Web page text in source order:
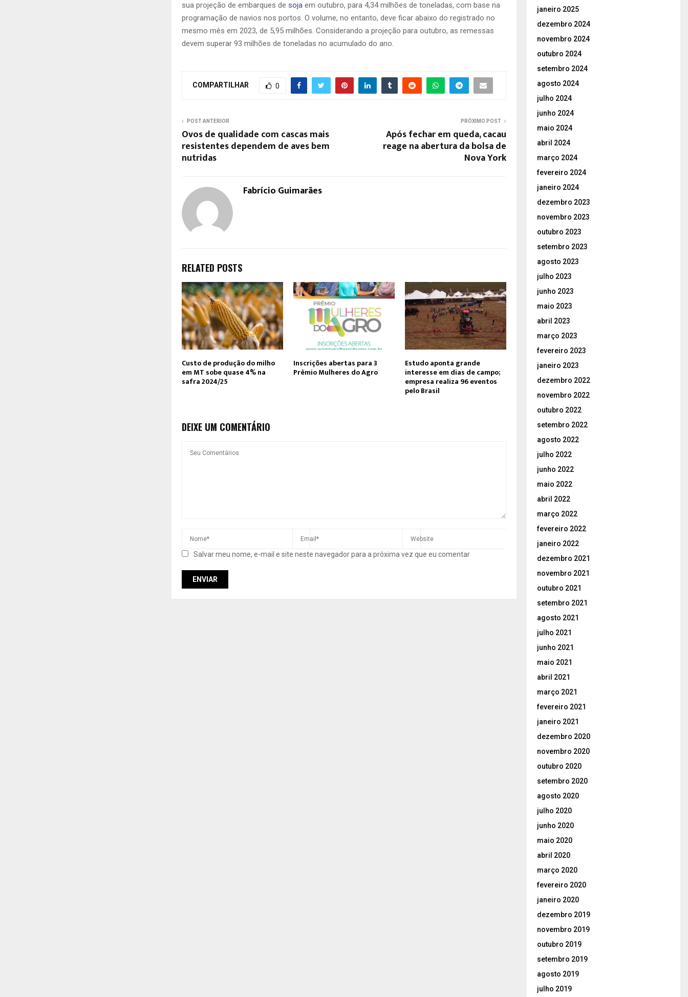
sua projeção de embarques de soja em outubro, para 4,34 milhões de toneladas, com base na
programação de navios nos portos. O volume, no entanto, deve ficar abaixo do registrado no
mesmo mês em 2023, de 5,95 milhões. Considerando a projeção para outubro, as remessas
devem superar 93 milhões de toneladas no acumulado do ano.
COMPARTILHAR 0
POST ANTERIOR
Ovos de qualidade com cascas mais
resistentes dependem de aves bem
nutridas
PRÓXIMO POST
Após fechar em queda, cacau
reage na abertura da bolsa de
Nova York
Fabrício Guimarães
RELATED POSTS
Custo de produção do milho
em MT sobe quase 4% na
safra 2024/25
Inscrições abertas para 3º
Prêmio Mulheres do Agro
Estudo aponta grande
interesse em dias de campo;
empresa realiza 96 eventos
pelo Brasil
DEIXE UM COMENTÁRIO
Salvar meu nome, e-mail e site neste navegador para a próxima vez que eu comentar
janeiro 2025
dezembro 2024
novembro 2024
outubro 2024
setembro 2024
agosto 2024
julho 2024
junho 2024
maio 2024
abril 2024
março 2024
fevereiro 2024
janeiro 2024
dezembro 2023
novembro 2023
outubro 2023
setembro 2023
agosto 2023
julho 2023
junho 2023
maio 2023
abril 2023
março 2023
fevereiro 2023
janeiro 2023
dezembro 2022
novembro 2022
outubro 2022
setembro 2022
agosto 2022
julho 2022
junho 2022
maio 2022
abril 2022
março 2022
fevereiro 2022
janeiro 2022
dezembro 2021
novembro 2021
outubro 2021
setembro 2021
agosto 2021
julho 2021
junho 2021
maio 2021
abril 2021
março 2021
fevereiro 2021
janeiro 2021
dezembro 2020
novembro 2020
outubro 2020
setembro 2020
agosto 2020
julho 2020
junho 2020
maio 2020
abril 2020
março 2020
fevereiro 2020
janeiro 2020
dezembro 2019
novembro 2019
outubro 2019
setembro 2019
agosto 2019
julho 2019